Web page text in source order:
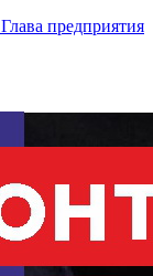
предприятия